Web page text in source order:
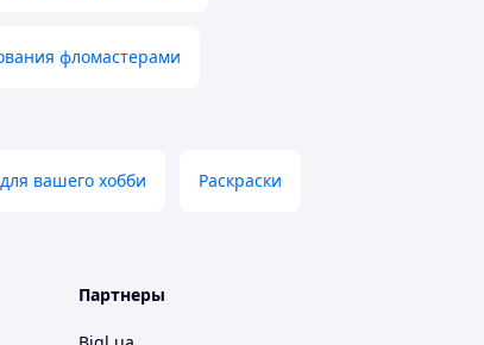
фломастерами
вашего хобби Раскраски
Партнеры